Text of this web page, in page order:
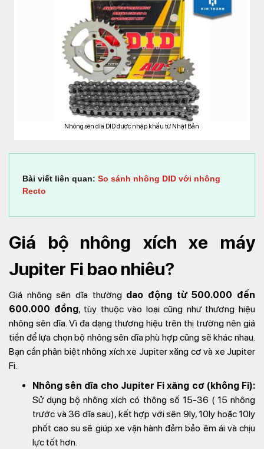
Nhông sên dĩa DID được nhập khẩu từ Nhật Bản
Bài viết liên quan:So sánh nhông DID với nhông
Recto
Giá bộ nhông xích xe máy
Jupiter Fi bao nhiêu?
Giá nhông sên dĩa thường dao động từ 500.000 đến
600.000 đồng, tùy thuộc vào loại cũng như thương hiệu
nhông sên dĩa. Vì đa dạng thương hiệu trên thị trường nên giá
tiền để lựa chọn bộ nhông sên dĩa phù hợp cũng sẽ khác nhau.
Bạn cần phân biệt nhông xích xe Jupiter xăng cơ và xe Jupiter
Fi.
Nhông sên dĩa cho Jupiter Fi xăng cơ (không Fi):
Sử dụng bộ nhông xích có thông số 15-36 ( 15 nhông
trước và 36 dĩa sau), kết hợp với sên 9ly, 10ly hoặc 10ly
phốt cao su sẽ giúp xe vận hành đảm bảo êm ái và chịu
lực tốt hơn.